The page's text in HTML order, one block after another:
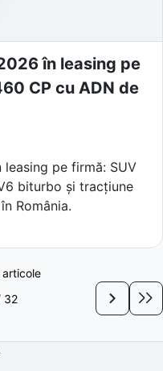
în leasing pe
CP cu ADN de
leasing pe firmă: SUV
biturbo și tracțiune
România.
articole
32